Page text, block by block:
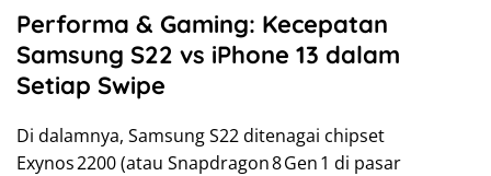
Performa & Gaming: Kecepatan
Samsung S22 vs iPhone 13 dalam
Setiap Swipe
Di dalamnya, Samsung S22 ditenagai chipset
Exynos 2200 (atau Snapdragon 8 Gen 1 di pasar